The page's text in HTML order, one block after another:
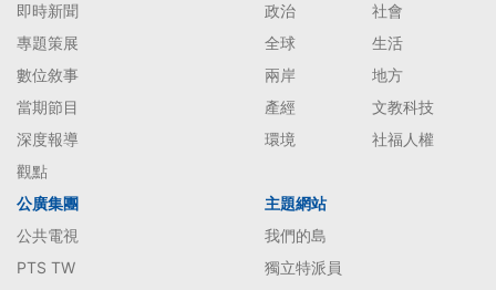
即時新聞
專題策展
數位敘事
當期節目
深度報導
觀點
政治
社會
全球
生活
兩岸
地方
產經
文教科技
環境
社福人權
公廣集團
公共電視
PTS TW
主題網站
我們的島
獨立特派員